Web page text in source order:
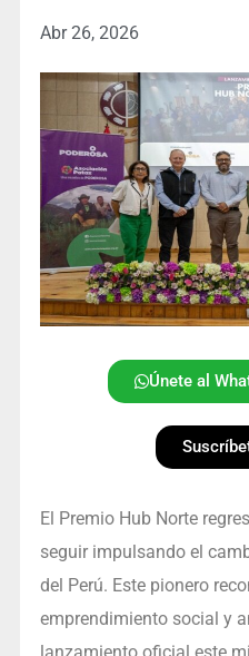
Abr 26, 2026
Únete al
El Premio Hub Norte
seguir impulsando el
del Perú. Este pionero
emprendimiento social y